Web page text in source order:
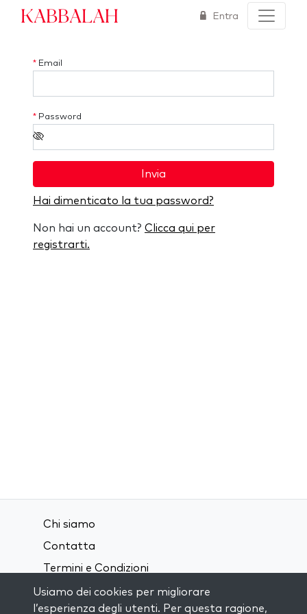
Kabbalah Entra
* Email
* Password
Invia
Hai dimenticato la tua password?
Non hai un account? Clicca qui per
registrarti.
Chi siamo
Contatta
Termini e Condizioni
Privacy Policy
Usiamo dei cookies per migliorare
l’esperienza degli utenti. Per questa ragione,